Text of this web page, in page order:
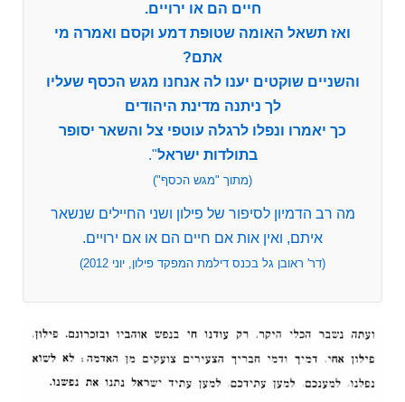
חיים הם או ירויים.
ואז תשאל האומה שטופת דמע וקסם ואמרה מי
אתם?
והשניים שוקטים יענו לה אנחנו מגש הכסף שעליו
לך ניתנה מדינת היהודים
כך יאמרו ונפלו לרגלה עוטפי צל והשאר יסופר
בתולדות ישראל".
(מתוך "מגש הכסף")
מה רב הדמיון לסיפור של פילון ושני החיילים שנשאר
איתם, ואין אות אם חיים הם או אם ירויים.
(דר' ראובן גל בכנס דילמת המפקד פילון, יוני 2012)